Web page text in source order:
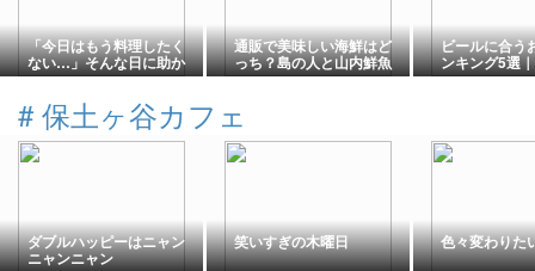
「今日はもう料理したく
ない…」そんな日に助か
った冷凍食品5選【実食レ
通販で美味しい海鮮はど
っち？島の人と山内鮮魚
店を徹底比較
ビールに合う
ンキング5選
喜ばれるお取
# 保土ヶ谷カフェ
ダブルハッピーはニャン
ニャンニャン
笑いすぎの木曜日 色々変わりた